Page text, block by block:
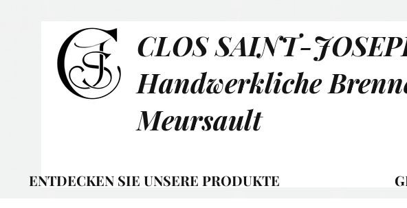
CLOS SAINT-
Handwerkliche
Meursault
ENTDECKEN SIE UNSERE PRODUKTE